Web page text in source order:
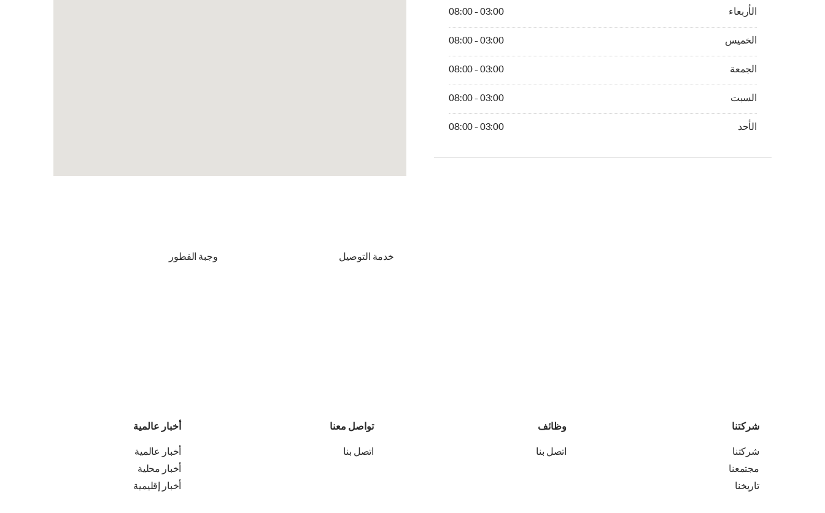
الأربعاء 08:00 - 03:00
الأربعاء 08:00 - 03:00
الخميس 08:00 - 03:00
الخميس 08:00 - 03:00
الجمعة 08:00 - 03:00
الجمعة 08:00 - 03:00
السبت 08:00 - 03:00
السبت 08:00 - 03:00
الأحد 08:00 - 03:00
الأحد 08:00 - 03:00
خدمة التوصيل وجبة الفطور
شركتنا
شركتنا
مجتمعنا
تاريخنا
وظائف
اتصل بنا
تواصل معنا
اتصل بنا
أخبار عالمية
أخبار عالمية
أخبار محلية
أخبار إقليمية